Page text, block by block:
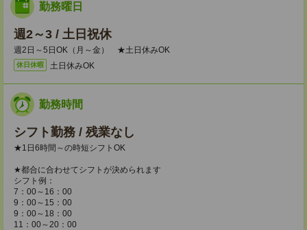
勤務曜日
週2～3 / 土日祝休
週2日～5日OK（月～金） ★土日休みOK
休日休暇 土日休みOK
勤務時間
シフト勤務 / 残業なし
★1日6時間～の時短シフトOK
★都合に合わせてシフトが決められます
シフト例：
7：00～16：00
9：00～15：00
9：00～18：00
11：00～20：00